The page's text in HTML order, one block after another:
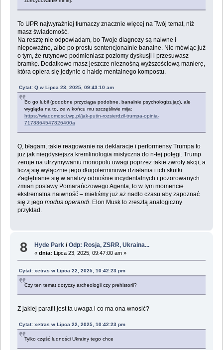
To UPR najwyraźniej tłumaczy znacznie więcej na Twój temat, niż
masz świadomość.
Na resztę nie odpowiadam, bo Twoje diagnozy są naiwne i
niepoważne, albo po prostu sentencjonalnie banalne. Nie mówiąc już
o tym, że rutynowo podmieniasz poziomy dyskusji i przesuwasz
bramkę. Dodatkowo masz jeszcze nieznośną wyższościową manierę,
która opiera się jedynie o hałdę mentalnego kompostu.
Cytat: Q w Lipca 23, 2025, 09:43:10 am
Bo go lubił (podobne przyciąga podobne, banalnie psychologizując), ale
wygląda na to, że w końcu mu szczęśliwie mija:
https://wiadomosci.wp.pl/jak-putin-rozsierdzil-trumpa-opinia-
7178864547826400a
Q, błagam, takie reagowanie na deklaracje i performensy Trumpa to
już jak niegdysiejsza kremlinologia mistyczna do n-tej potęgi. Trump
żeruje na utrzymywaniu monopolu uwagi poprzez takie zwroty akcji, a
liczą się wyłącznie jego długoterminowe działania i ich skutki.
Zagłębianie się w analizy odnośnie incydentalnych i pozorowanych
zmian postawy Pomarańczowego Agenta, to w tym momencie
ekstremalna naiwność – mieliśmy już aż nadto czasu aby zapoznać
się z jego modus operandi. Elon Musk to zresztą analogiczny
przykład.
8 Hyde Park /Odp: Rosja, ZSRR, Ukraina...
«dnia: Lipca 23, 2025, 09:47:00 am »
Cytat: xetras w Lipca 22, 2025, 10:42:23 pm
Czy ten temat dotyczy archeologii czy prehistorii?
Z jakiej parafii jest ta uwaga i co ma ona wnosić?
Cytat: xetras w Lipca 22, 2025, 10:42:23 pm
Tylko część ludności Ukrainy tego chce